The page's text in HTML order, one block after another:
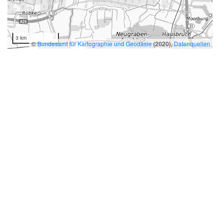
3 km
©Bundesamt für Kartographie und Geodäsie(2020),Datenquellen